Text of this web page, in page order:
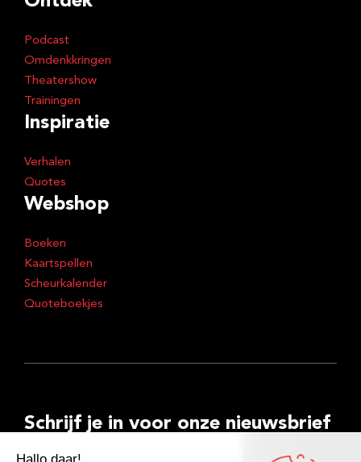
Podcast
Omdenkkringen
Theatershow
Trainingen
Inspiratie
Verhalen
Quotes
Webshop
Boeken
Kaartspellen
Scheurkalender
Quoteboekjes
Schrijf je in voor onze nieuwsbrief